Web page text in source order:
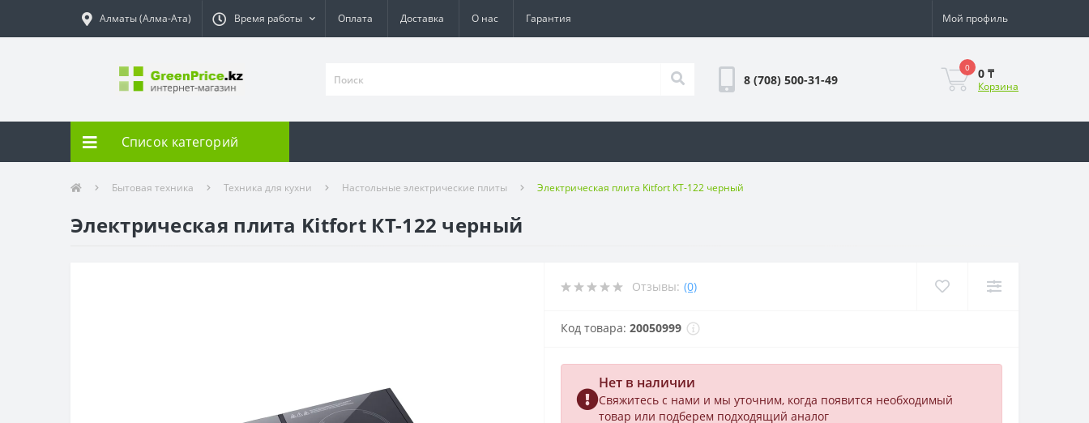
Алматы (Алма-Ата) Время работы Оплата Доставка О нас Гарантия Мой профиль
8 (708) 500-31-49
0 0 ₸
Корзина
Список категорий
Бытовая техника Техника для кухни Настольные электрические плиты Электрическая плита Kitfort КТ-122 черный
Электрическая плита Kitfort КТ-122 черный
Отзывы: (0)
Код товара: 20050999
Нет в наличии
Свяжитесь с нами и мы уточним, когда появится необходимый
товар или подберем подходящий аналог